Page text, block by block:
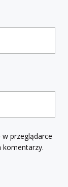
przeglądarce
komentarzy.